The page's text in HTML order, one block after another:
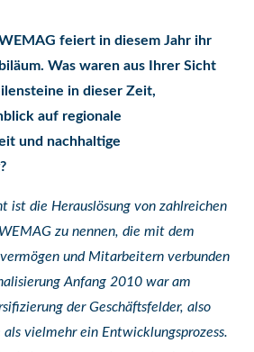
feiert in diesem Jahr ihr
Was waren aus Ihrer Sicht
in dieser Zeit,
auf regionale
und nachhaltige
ist die Herauslösung von zahlreichen
zu nennen, die mit dem
und Mitarbeitern verbunden
Anfang 2010 war am
der Geschäftsfelder, also
vielmehr ein Entwicklungsprozess.